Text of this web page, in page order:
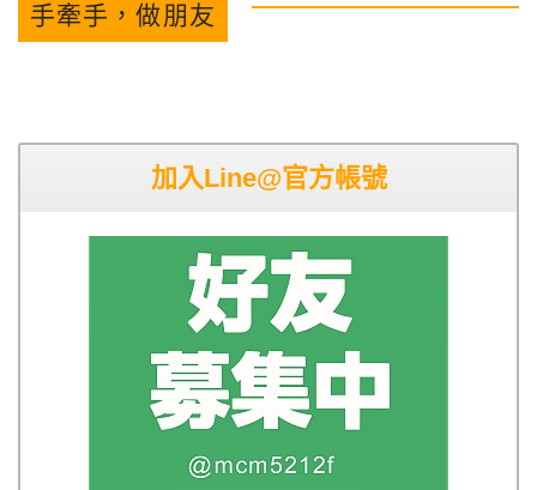
手牽手，做朋友
加入Line@官方帳號